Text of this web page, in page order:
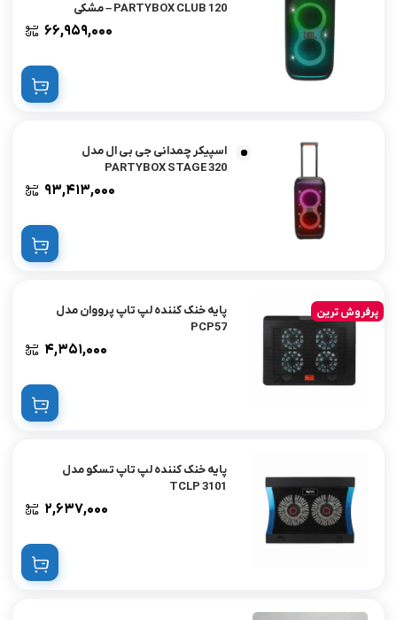
PARTYBOX CLUB 120 – مشکی
۶۶,۹۵۹,۰۰۰
اسپیکر چمدانی جی بی ال مدل
PARTYBOX STAGE 320
۹۳,۴۱۳,۰۰۰
پرفروش ترین
پایه خنک کننده لپ تاپ پرووان مدل
PCP57
۴,۳۵۱,۰۰۰
پایه خنک کننده لپ تاپ تسکو مدل
TCLP 3101
۲,۶۳۷,۰۰۰